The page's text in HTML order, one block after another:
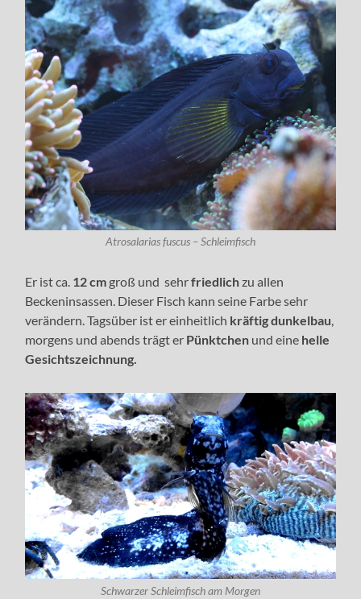
Atrosalarias fuscus – Schleimfisch
Er ist ca. 12 cm groß und sehrfriedlichzu allen
Beckeninsassen. Dieser Fisch kann seine Farbe sehr
verändern. Tagsüber ist er einheitlich kräftig dunkelbau,
morgens und abends trägt er Pünktchen und eine helle
Gesichtszeichnung.
Schwarzer Schleimfisch am Morgen